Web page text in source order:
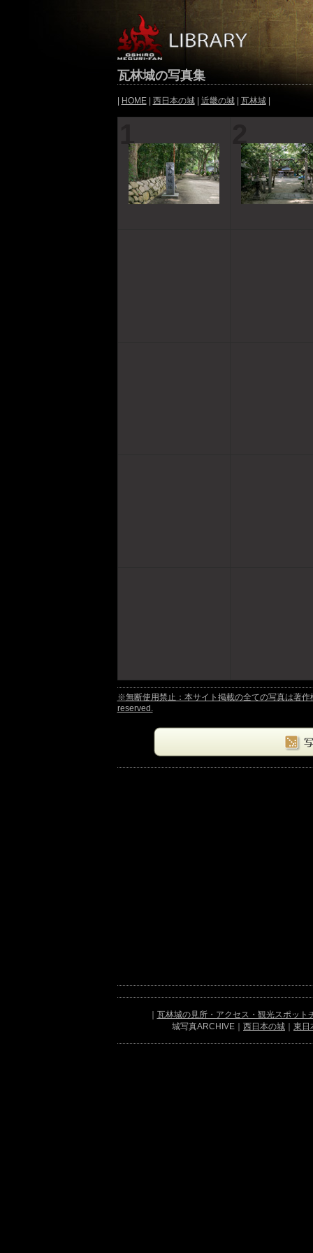
瓦林城の写真集
HOME| 西日本の城| 近畿の城| 瓦林城|
※無断使用禁止：本サイト掲載の全ての写真は著
reserved.
瓦林城の見所・アクセス・観光スポット
城写真ARCHIVE｜ 西日本の城 東日